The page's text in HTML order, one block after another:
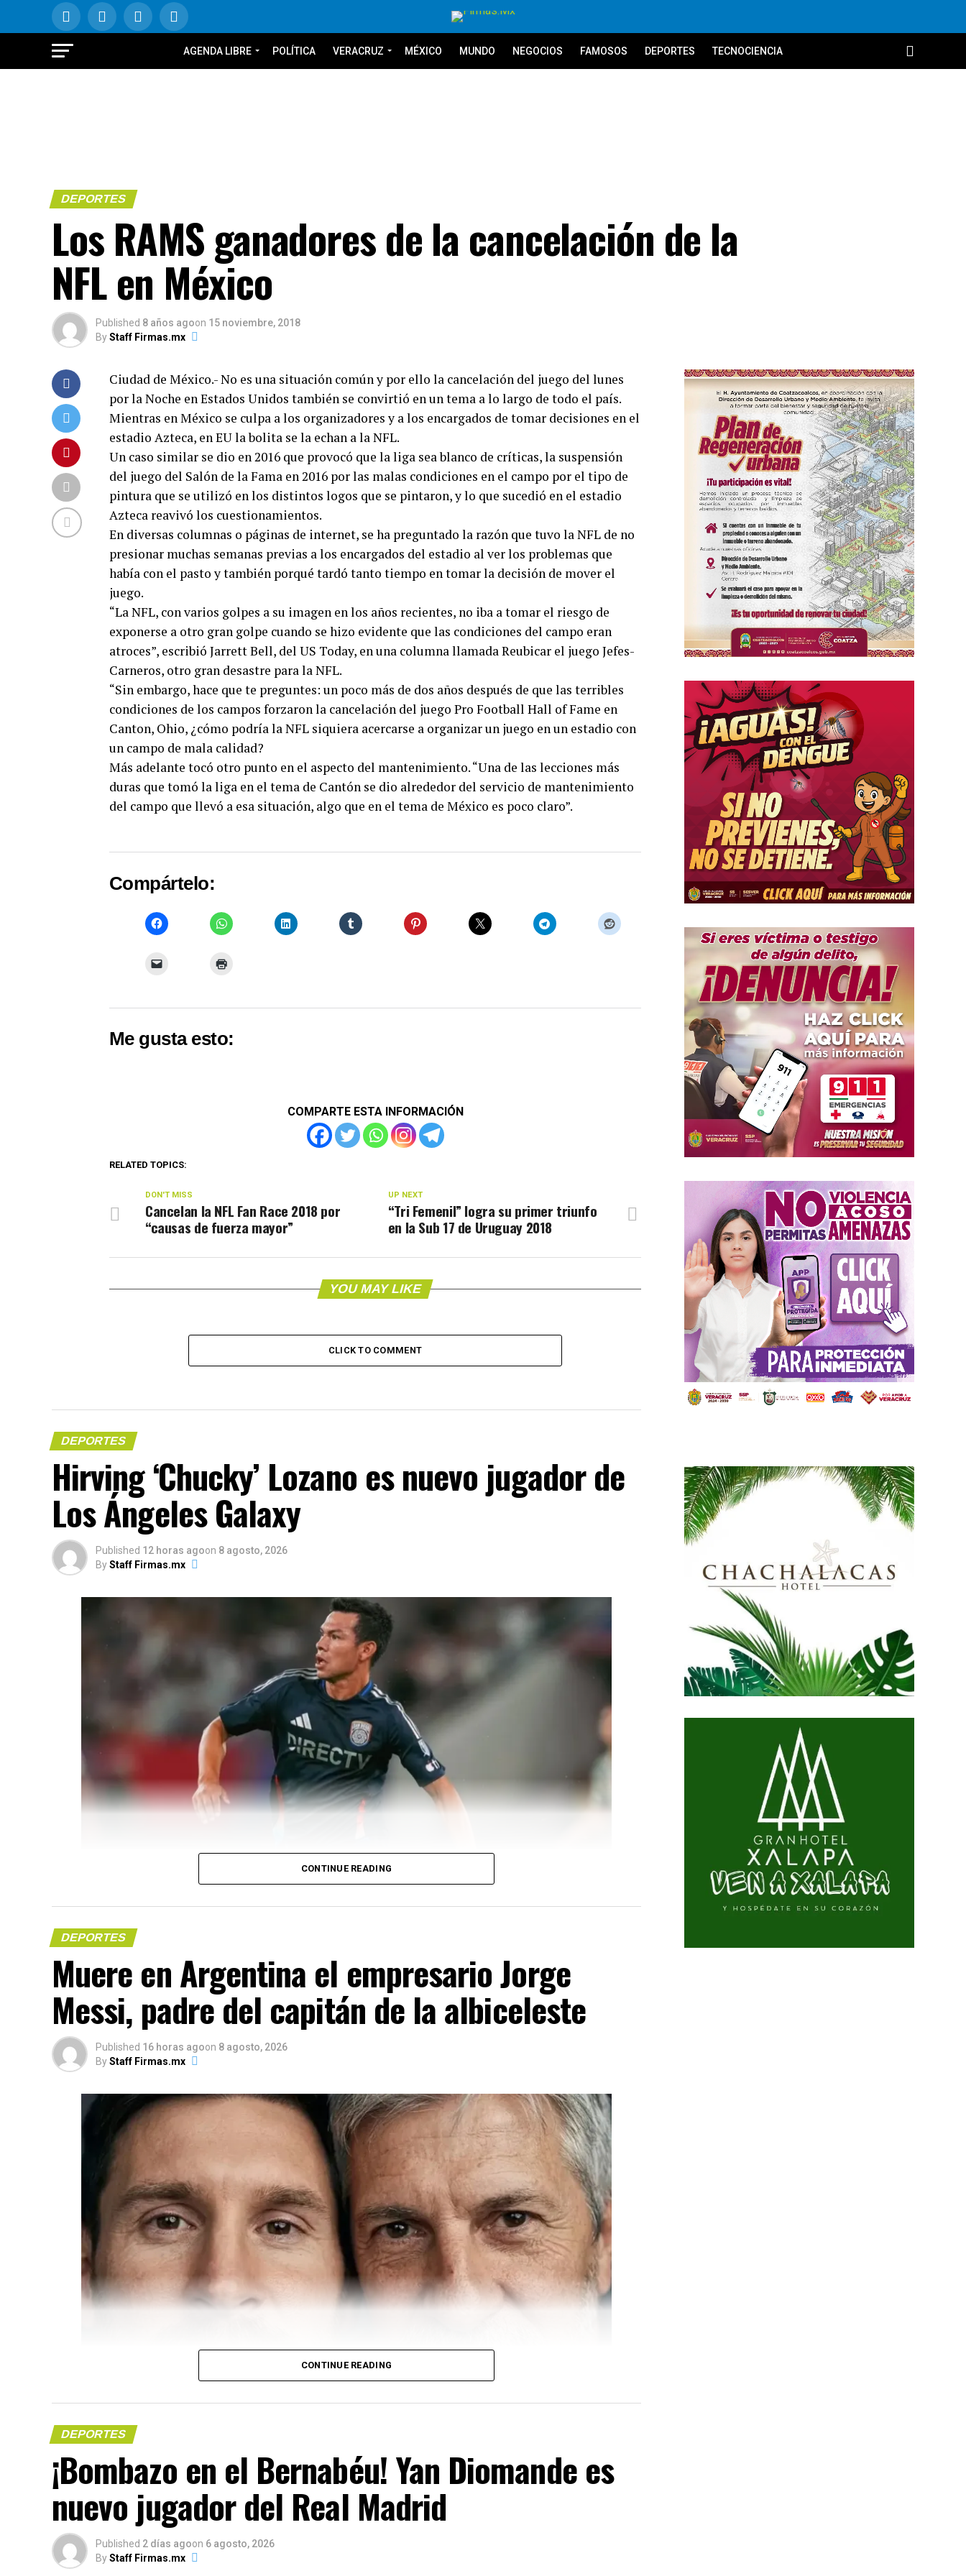
AGENDA LIBRE POLÍTICA VERACRUZ MÉXICO MUNDO NEGOCIOS FAMOSOS DEPORTES TECNOCIENCIA
DEPORTES
Los RAMS ganadores de la cancelación de la
NFL en México
Published 8 años agoon 15 noviembre, 2018
ByStaff Firmas.mx
Ciudad de México.- No es una situación común y por ello la cancelación del juego del lunes
por la Noche en Estados Unidos también se convirtió en un tema a lo largo de todo el país.
Mientras en México se culpa a los organizadores y a los encargados de tomar decisiones en el
estadio Azteca, en EU la bolita se la echan a la NFL.
Un caso similar se dio en 2016 que provocó que la liga sea blanco de críticas, la suspensión
del juego del Salón de la Fama en 2016 por las malas condiciones en el campo por el tipo de
pintura que se utilizó en los distintos logos que se pintaron, y lo que sucedió en el estadio
Azteca reavivó los cuestionamientos.
En diversas columnas o páginas de internet, se ha preguntado la razón que tuvo la NFL de no
presionar muchas semanas previas a los encargados del estadio al ver los problemas que
había con el pasto y también porqué tardó tanto tiempo en tomar la decisión de mover el
juego.
“La NFL, con varios golpes a su imagen en los años recientes, no iba a tomar el riesgo de
exponerse a otro gran golpe cuando se hizo evidente que las condiciones del campo eran
atroces”, escribió Jarrett Bell, del US Today, en una columna llamada Reubicar el juego Jefes-
Carneros, otro gran desastre para la NFL.
“Sin embargo, hace que te preguntes: un poco más de dos años después de que las terribles
condiciones de los campos forzaron la cancelación del juego Pro Football Hall of Fame en
Canton, Ohio, ¿cómo podría la NFL siquiera acercarse a organizar un juego en un estadio con
un campo de mala calidad?
Más adelante tocó otro punto en el aspecto del mantenimiento. “Una de las lecciones más
duras que tomó la liga en el tema de Cantón se dio alrededor del servicio de mantenimiento
del campo que llevó a esa situación, algo que en el tema de México es poco claro”.
Compártelo:
Me gusta esto:
COMPARTE ESTA INFORMACIÓN
RELATED TOPICS:
UP NEXT
“Tri Femenil” logra su primer triunfo
en la Sub 17 de Uruguay 2018
DON'T MISS
Cancelan la NFL Fan Race 2018 por
“causas de fuerza mayor”
YOU MAY LIKE
CLICK TO COMMENT
DEPORTES
Hirving ‘Chucky’ Lozano es nuevo jugador de
Los Ángeles Galaxy
Published 12 horas agoon 8 agosto, 2026
ByStaff Firmas.mx
Compártelo:
Me gusta esto:
COMPARTE ESTA INFORMACIÓN
CONTINUE READING
DEPORTES
Muere en Argentina el empresario Jorge
Messi, padre del capitán de la albiceleste
Published 16 horas agoon 8 agosto, 2026
ByStaff Firmas.mx
(más…)
Compártelo:
Me gusta esto:
CONTINUE READING
DEPORTES
​¡Bombazo en el Bernabéu! Yan Diomande es
nuevo jugador del Real Madrid
Published 2 días agoon 6 agosto, 2026
ByStaff Firmas.mx